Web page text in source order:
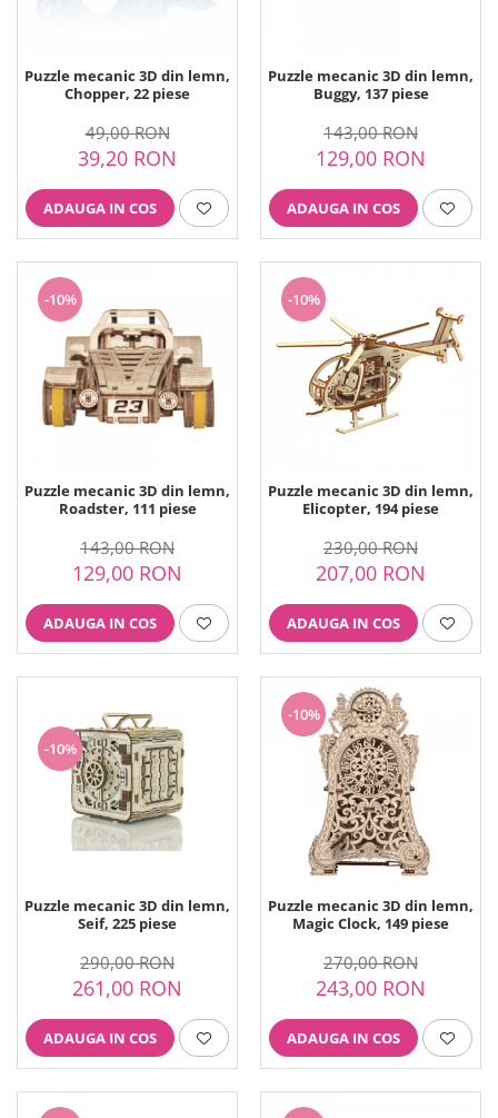
Cupcakes
Cakepops - Acadele
Praline - Bomboane
Eclair - Macarons
Pungi celofan
Forme pentru copt
Candybar - Catering
Alte ambalaje
DECORARE
Pasta de zahar - Icing
Decoratiuni din zahar
Printuri Comestibile
Flori Comestibile
RELAXARE & HOBBY
Role pentru colorat
Postere gigant
Puzzele mecanic
Paie colorate
Baloane
Cutii marturii
Articole party
Toppere prajituri
Puzzle mecanic 3D din lemn,
Chopper, 22 piese
49,00 RON
39,20 RON
ADAUGA IN COS
Puzzle mecanic 3D din lemn,
Buggy, 137 piese
143,00 RON
129,00 RON
ADAUGA IN COS
-10%
Puzzle mecanic 3D din lemn,
Roadster, 111 piese
143,00 RON
129,00 RON
ADAUGA IN COS
-10%
Puzzle mecanic 3D din lemn,
Elicopter, 194 piese
230,00 RON
207,00 RON
ADAUGA IN COS
-10%
Puzzle mecanic 3D din lemn,
Seif, 225 piese
290,00 RON
261,00 RON
ADAUGA IN COS
-10%
Puzzle mecanic 3D din lemn,
Magic Clock, 149 piese
270,00 RON
243,00 RON
ADAUGA IN COS